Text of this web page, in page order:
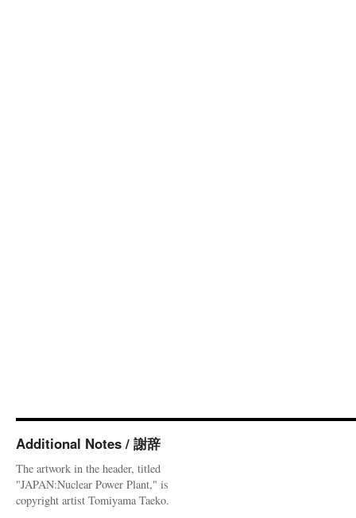
Additional Notes / 謝辞
The artwork in the header, titled
"JAPAN:Nuclear Power Plant," is
copyright artist Tomiyama Taeko.